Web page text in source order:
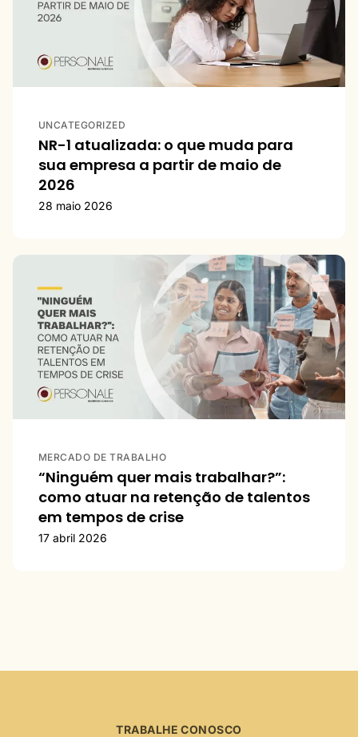
UNCATEGORIZED
NR-1 atualizada: o que muda para
sua empresa a partir de maio de
2026
28 maio 2026
MERCADO DE TRABALHO
“Ninguém quer mais trabalhar?”:
como atuar na retenção de talentos
em tempos de crise
17 abril 2026
TRABALHE CONOSCO